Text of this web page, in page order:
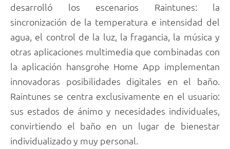
desarrolló los escenarios Raintunes: la
sincronización de la temperatura e intensidad del
agua, el control de la luz, la fragancia, la música y
otras aplicaciones multimedia que combinadas con
la aplicación hansgrohe Home App implementan
innovadoras posibilidades digitales en el baño.
Raintunes se centra exclusivamente en el usuario:
sus estados de ánimo y necesidades individuales,
convirtiendo el baño en un lugar de bienestar
individualizado y muy personal.